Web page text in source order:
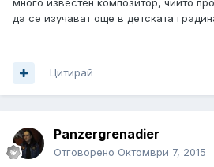
много известен композитор, чиито
да се изучават още в детската
Цитирай
Panzergrenadier
Отговорено Октомври 7, 2015